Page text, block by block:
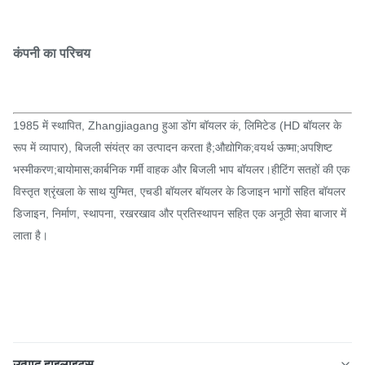
कंपनी का परिचय
1985 में स्थापित, Zhangjiagang हुआ डोंग बॉयलर कं, लिमिटेड (HD बॉयलर के
रूप में व्यापार), बिजली संयंत्र का उत्पादन करता है;औद्योगिक;वयर्थ ऊष्मा;अपशिष्ट
भस्मीकरण;बायोमास;कार्बनिक गर्मी वाहक और बिजली भाप बॉयलर।हीटिंग सतहों की एक
विस्तृत श्रृंखला के साथ युग्मित, एचडी बॉयलर बॉयलर के डिजाइन भागों सहित बॉयलर
डिजाइन, निर्माण, स्थापना, रखरखाव और प्रतिस्थापन सहित एक अनूठी सेवा बाजार में
लाता है।